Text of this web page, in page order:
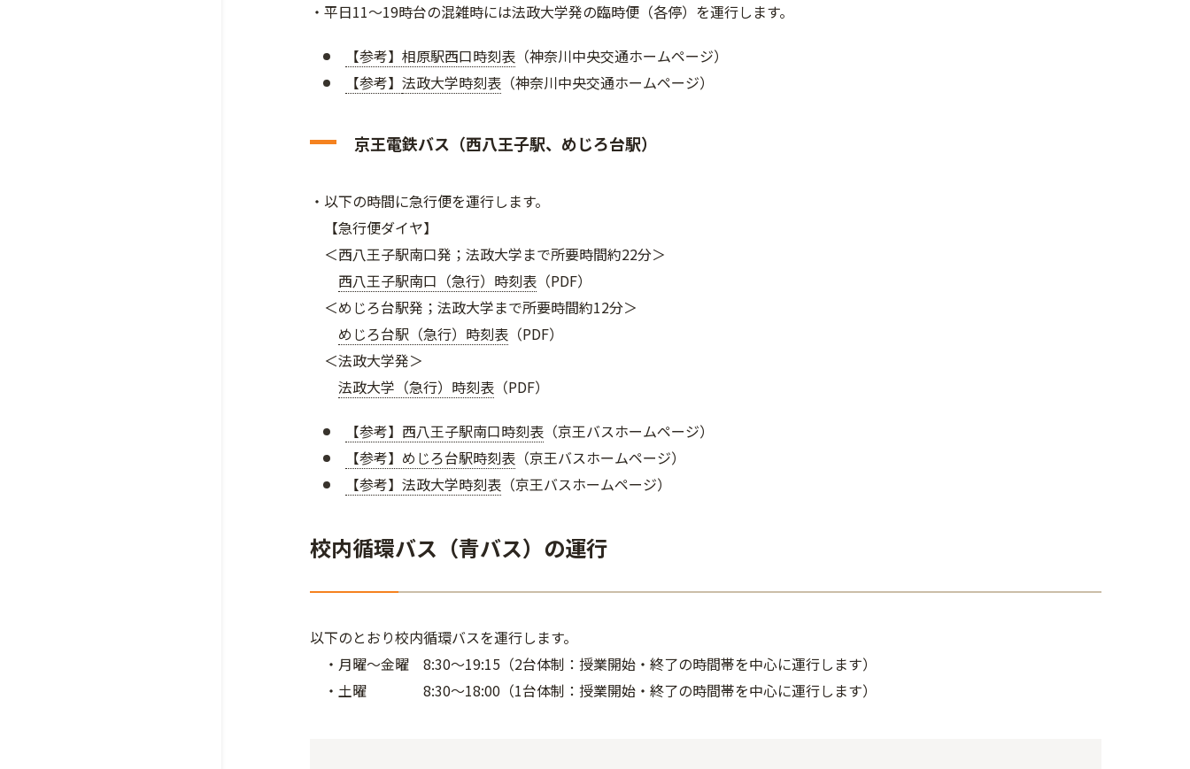
・平日11～19時台の混雑時には法政大学発の臨時便（各停）を運行します。
【参考】相原駅西口時刻表 （神奈川中央交通ホームページ）
【参考】 法政大学時刻表 （神奈川中央交通ホームページ）
京王電鉄バス（西八王子駅、めじろ台駅）
・以下の時間に急行便を運行します。
【急行便ダイヤ】
＜西八王子駅南口発；法政大学まで所要時間約22分＞
西八王子駅南口（急行）時刻表 （PDF）
＜めじろ台駅発；法政大学まで所要時間約12分＞
めじろ台駅（急行）時刻表 （PDF）
＜法政大学発＞
法政大学（急行）時刻表 （PDF）
【参考】西八王子駅南口時刻表 （京王バスホームページ）
【参考】めじろ台駅時刻表 （京王バスホームページ）
【参考】法政大学時刻表 （京王バスホームページ）
校内循環バス（青バス）の運行
以下のとおり校内循環バスを運行します。
・月曜～金曜 8:30～19:15（2台体制：授業開始・終了の時間帯を中心に運行します）
・土曜 8:30～18:00（1台体制：授業開始・終了の時間帯を中心に運行します）